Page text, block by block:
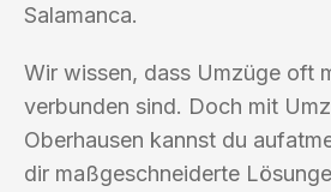
Salamanca.
Wir wissen, dass Umzüge oft
verbunden sind. Doch mit
Oberhausen kannst du
dir maßgeschneiderte